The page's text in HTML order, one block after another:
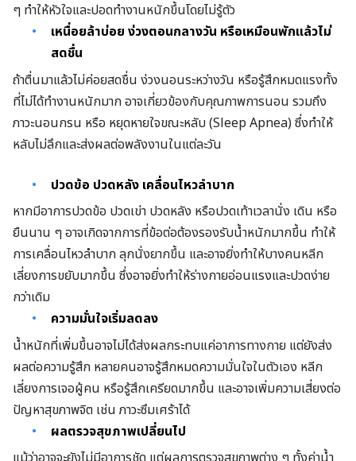
ๆ ทำให้หัวใจและปอดทำงานหนักขึ้นโดยไม่รู้ตัว
เหนื่อยล้าบ่อย ง่วงตอนกลางวัน หรือเหมือนพักแล้วไม่
สดชื่น
ถ้าตื่นมาแล้วไม่ค่อยสดชื่น ง่วงนอนระหว่างวัน หรือรู้สึกหมดแรงทั้ง
ที่ไม่ได้ทำงานหนักมาก อาจเกี่ยวข้องกับคุณภาพการนอน รวมถึง
ภาวะนอนกรน หรือ หยุดหายใจขณะหลับ (Sleep Apnea) ซึ่งทำให้
หลับไม่ลึกและส่งผลต่อพลังงานในแต่ละวัน
ปวดข้อ ปวดหลัง เคลื่อนไหวลำบาก
หากมีอาการปวดข้อ ปวดเข่า ปวดหลัง หรือปวดเท้าเวลานั่ง เดิน หรือ
ยืนนาน ๆ อาจเกิดจากการที่ข้อต่อต้องรองรับน้ำหนักมากขึ้น ทำให้
การเคลื่อนไหวลำบาก ลุกนั่งยากขึ้น และอาจยิ่งทำให้บางคนหลีก
เลี่ยงการขยับมากขึ้น ซึ่งอาจยิ่งทำให้ร่างกายอ่อนแรงและปวดง่าย
กว่าเดิม
ความมั่นใจเริ่มลดลง
น้ำหนักที่เพิ่มขึ้นอาจไม่ได้ส่งผลกระทบแค่อาการทางกาย แต่ยังส่ง
ผลต่อความรู้สึก หลายคนอาจรู้สึกหมดความมั่นใจในตัวเอง หลีก
เลี่ยงการเจอผู้คน หรือรู้สึกเครียดมากขึ้น และอาจเพิ่มความเสี่ยงต่อ
ปัญหาสุขภาพจิต เช่น ภาวะซึมเศร้าได้
ผลตรวจสุขภาพเปลี่ยนไป